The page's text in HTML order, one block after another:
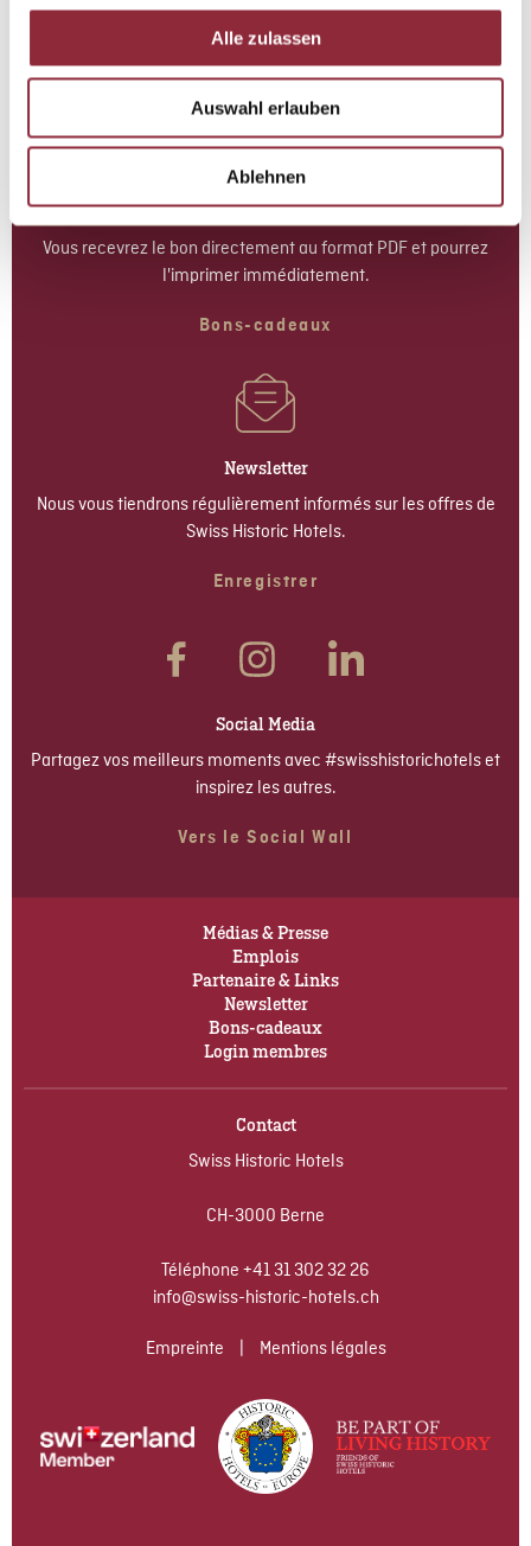
Alle zulassen
Auswahl erlauben
Ablehnen
Bons-cadeaux
Vous recevrez le bon directement au format PDF et pourrez
l'imprimer immédiatement.
Bons-cadeaux
Newsletter
Nous vous tiendrons régulièrement informés sur les offres de
Swiss Historic Hotels.
Enregistrer
Social Media
Partagez vos meilleurs moments avec #swisshistorichotels et
inspirez les autres.
Vers le Social Wall
Médias & Presse
Emplois
Partenaire & Links
Newsletter
Bons-cadeaux
Login membres
Contact
Swiss Historic Hotels
CH-3000 Berne
Téléphone +41 31 302 32 26
info@swiss-historic-hotels.ch
Empreinte | Mentions légales